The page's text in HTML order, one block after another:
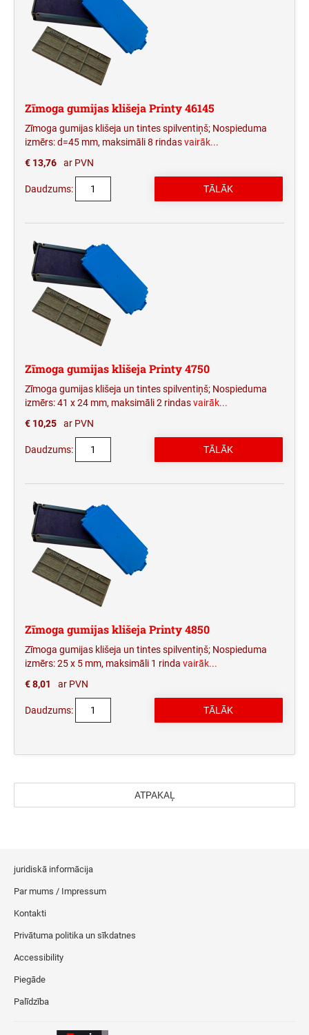
Zīmoga gumijas klišeja Printy 46145
Zīmoga gumijas klišeja un tintes spilventiņš; Nospieduma
izmērs: d=45 mm, maksimāli 8 rindasvairāk...
€ 13,76
ar PVN
Daudzums:
Zīmoga gumijas klišeja Printy 4750
Zīmoga gumijas klišeja un tintes spilventiņš; Nospieduma
izmērs: 41 x 24 mm, maksimāli 2 rindasvairāk...
€ 10,25
ar PVN
Daudzums:
Zīmoga gumijas klišeja Printy 4850
Zīmoga gumijas klišeja un tintes spilventiņš; Nospieduma
izmērs: 25 x 5 mm, maksimāli 1 rinda vairāk...
€ 8,01
ar PVN
Daudzums:
ATPAKAĻ
juridiskā informācija
Par mums / Impressum
Kontakti
Privātuma politika un sīkdatnes
Accessibility
Piegāde
Palīdzība